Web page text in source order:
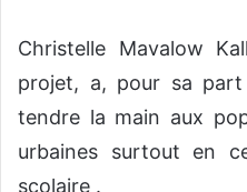
Christelle Mavalow
projet, a, pour sa part
tendre la main aux
urbaines surtout en
scolaire .